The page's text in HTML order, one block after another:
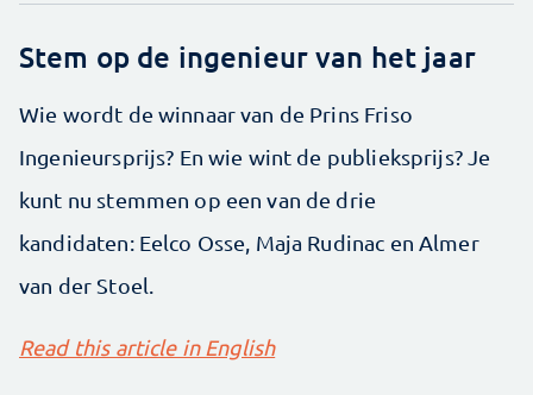
Stem op de ingenieur van het jaar
Wie wordt de winnaar van de Prins Friso
Ingenieursprijs? En wie wint de publieksprijs? Je
kunt nu stemmen op een van de drie
kandidaten: Eelco Osse, Maja Rudinac en Almer
van der Stoel.
Read this article in English